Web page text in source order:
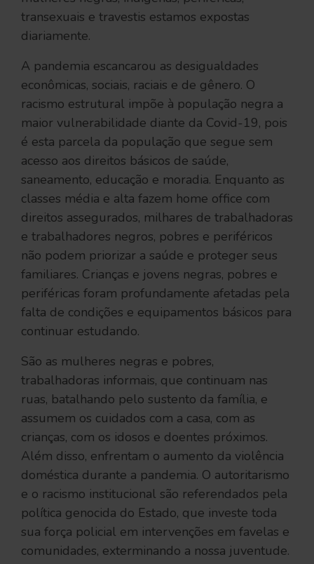
transexuais e travestis estamos expostas
diariamente.
A pandemia escancarou as desigualdades
econômicas, sociais, raciais e de gênero. O
racismo estrutural impõe à população negra a
maior vulnerabilidade diante da Covid-19, pois
é esta parcela da população que segue sem
acesso aos direitos básicos de saúde,
saneamento, educação e moradia. Enquanto as
classes média e alta fazem home office com
direitos assegurados, milhares de trabalhadoras
e trabalhadores negros, pobres e periféricos
não podem priorizar a saúde e proteger seus
familiares. Crianças e jovens negras, pobres e
periféricas foram profundamente afetadas pela
falta de condições e equipamentos básicos para
continuar estudando.
São as mulheres negras e pobres,
trabalhadoras informais, que continuam nas
ruas, batalhando pelo sustento da família, e
assumem os cuidados com a casa, com as
crianças, com os idosos e doentes próximos.
Além disso, enfrentam o aumento da violência
doméstica durante a pandemia. O autoritarismo
e o racismo institucional são referendados pela
política genocida do Estado, que investe toda
sua força policial em intervenções em favelas e
comunidades, exterminando a nossa juventude.